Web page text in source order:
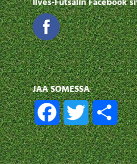
JAA SOMESSA
F
a
T
w
S
h